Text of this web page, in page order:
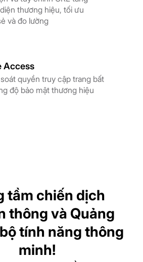
thương hiệu, tối ưu
và đo lường
Access
quyền truy cập trang bất
độ bảo mật thương hiệu
tầm chiến dịch
thông và Quảng
tính năng thông
minh!